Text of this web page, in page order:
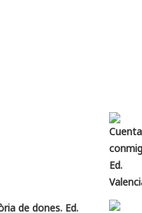
de dones. Ed.